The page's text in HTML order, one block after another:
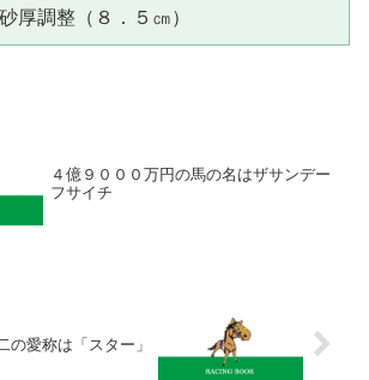
４億９０００万円の馬の名はザサンデー
フサイチ
の愛称は「スター」